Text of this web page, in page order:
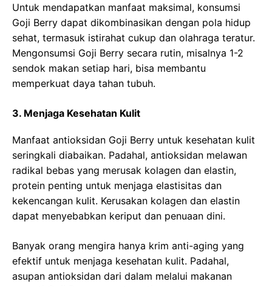
Untuk mendapatkan manfaat maksimal, konsumsi
Goji Berry dapat dikombinasikan dengan pola hidup
sehat, termasuk istirahat cukup dan olahraga teratur.
Mengonsumsi Goji Berry secara rutin, misalnya 1-2
sendok makan setiap hari, bisa membantu
memperkuat daya tahan tubuh.
3. Menjaga Kesehatan Kulit
Manfaat antioksidan Goji Berry untuk kesehatan kulit
seringkali diabaikan. Padahal, antioksidan melawan
radikal bebas yang merusak kolagen dan elastin,
protein penting untuk menjaga elastisitas dan
kekencangan kulit. Kerusakan kolagen dan elastin
dapat menyebabkan keriput dan penuaan dini.
Banyak orang mengira hanya krim anti-aging yang
efektif untuk menjaga kesehatan kulit. Padahal,
asupan antioksidan dari dalam melalui makanan